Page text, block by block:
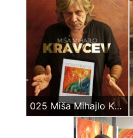
025 Miša Mihajlo Kravcev – Plakat za monografiju